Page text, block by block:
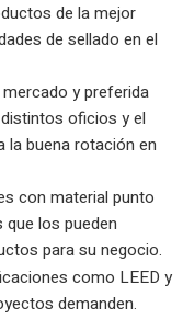
de la mejor
de sellado en el
y preferida
oficios y el
la buena rotación en
con material punto
los pueden
para su negocio.
como LEED y
demanden.